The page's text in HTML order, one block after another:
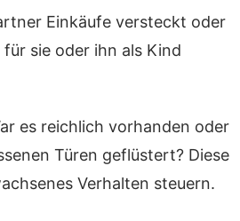
Einkäufe versteckt oder
sie oder ihn als Kind
es reichlich vorhanden oder
Türen geflüstert? Diese
Verhalten steuern.